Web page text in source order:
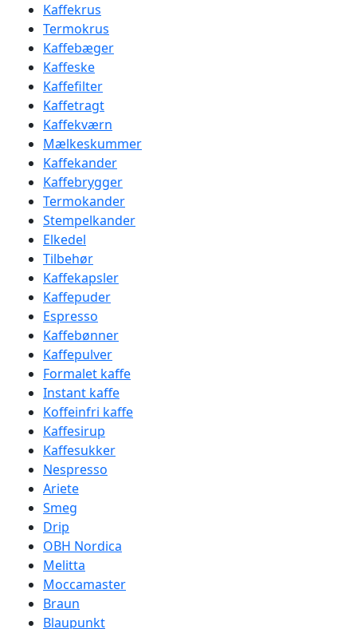
Kaffekrus
Termokrus
Kaffebæger
Kaffeske
Kaffefilter
Kaffetragt
Kaffekværn
Mælkeskummer
Kaffekander
Kaffebrygger
Termokander
Stempelkander
Elkedel
Tilbehør
Kaffekapsler
Kaffepuder
Espresso
Kaffebønner
Kaffepulver
Formalet kaffe
Instant kaffe
Koffeinfri kaffe
Kaffesirup
Kaffesukker
Nespresso
Ariete
Smeg
Drip
OBH Nordica
Melitta
Moccamaster
Braun
Blaupunkt